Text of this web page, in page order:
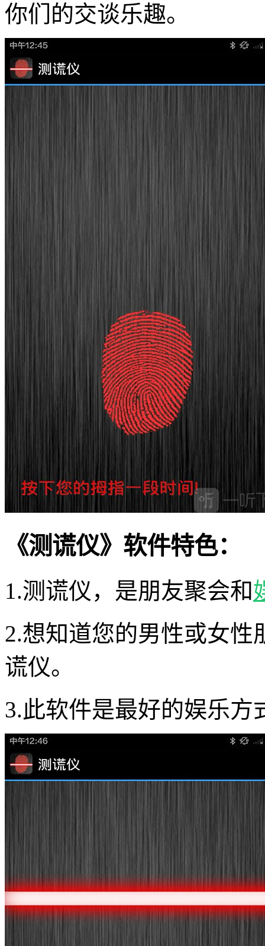
你们的交谈乐趣。
《测谎仪》软件特色：
1.测谎仪，是朋友聚会和
2.想知道您的男性或女
谎仪。
3.此软件是最好的娱乐方